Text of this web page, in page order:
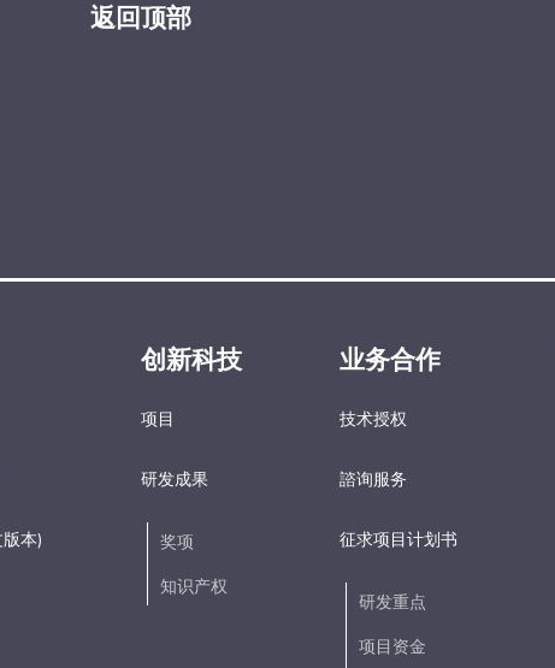
返回顶部
本)
创新科技
项目
研发成果
奖项
知识产权
业务合作
技术授权
諮询服务
征求项目计划书
研发重点​
项目资金​